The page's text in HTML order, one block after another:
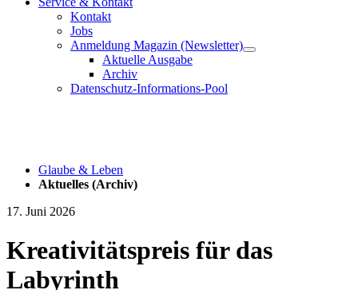
Kontakt
Jobs
Anmeldung Magazin (Newsletter)
Aktuelle Ausgabe
Archiv
Datenschutz-Informations-Pool
Glaube & Leben
Aktuelles (Archiv)
17. Juni 2026
Kreativitätspreis für das
Labyrinth